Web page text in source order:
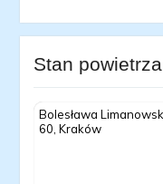
Stan powietrza